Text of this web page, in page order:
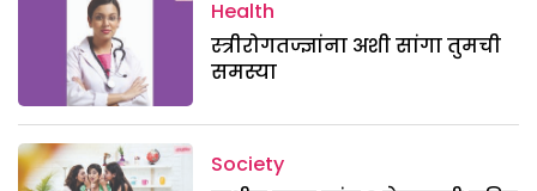
Health
स्त्रीरोगतज्ज्ञांना अशी सांगा तुमची
समस्या
Society